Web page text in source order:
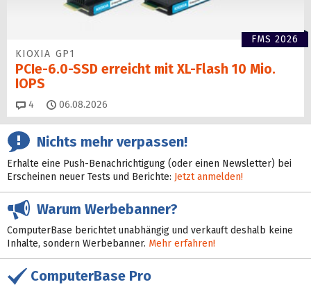
FMS 2026
KIOXIA GP1
PCIe-6.0-SSD erreicht mit XL-Flash 10 Mio.
IOPS
4 Kommentare
06.08.2026
Nichts mehr verpassen!
Erhalte eine Push-Benachrichtigung (oder einen Newsletter) bei
Erscheinen neuer Tests und Berichte: Jetzt anmelden!
Warum Werbebanner?
ComputerBase berichtet unabhängig und verkauft deshalb keine
Inhalte, sondern Werbebanner. Mehr erfahren!
ComputerBase Pro